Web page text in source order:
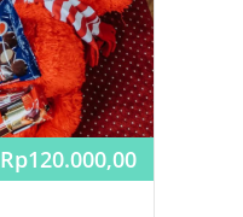
Rp120.000,00